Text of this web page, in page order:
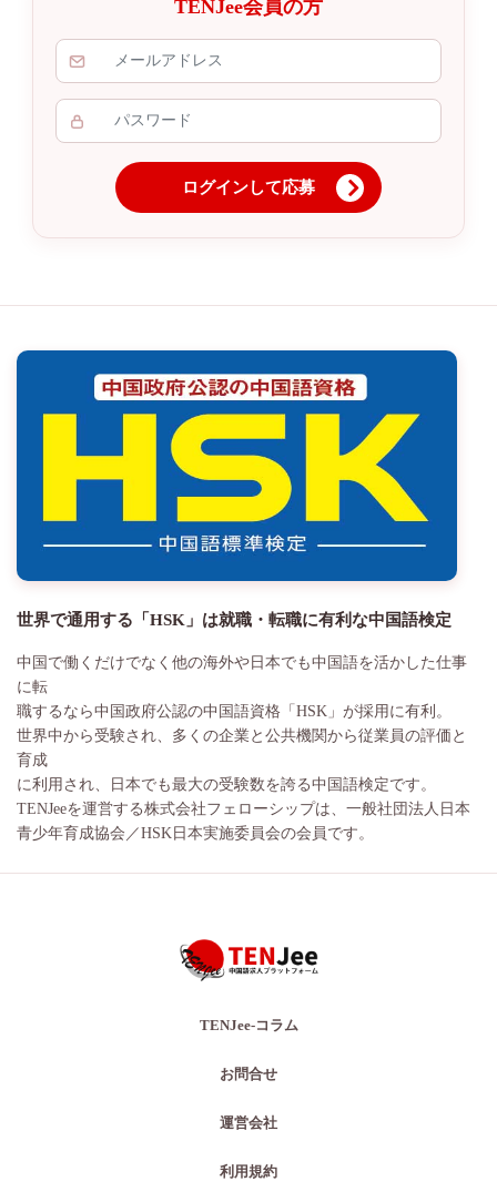
TENJee会員の方
ログインして応募
世界で通用する「HSK」は就職・転職に有利な中国語検定
中国で働くだけでなく他の海外や日本でも中国語を活かした仕事
に転
職するなら中国政府公認の中国語資格「HSK」が採用に有利。
世界中から受験され、多くの企業と公共機関から従業員の評価と
育成
に利用され、日本でも最大の受験数を誇る中国語検定です。
TENJeeを運営する株式会社フェローシップは、一般社団法人日本
青少年育成協会／HSK日本実施委員会の会員です。
TENJee-コラム
お問合せ
運営会社
利用規約